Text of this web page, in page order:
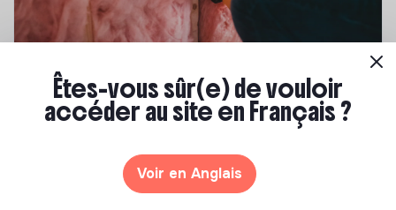
Compétences & formations
énergétique des bâtiments
Marianne Roussel•21 janvier 2025
Êtes-vous sûr(e) de vouloir
accéder au site en Français ?
Voir en Anglais